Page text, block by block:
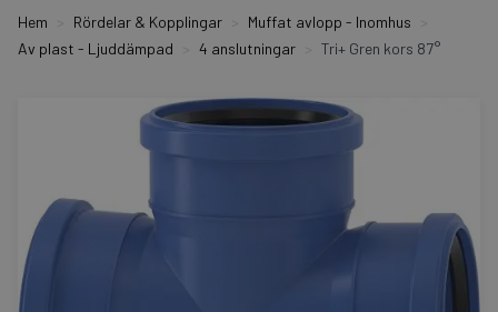
Hem Rördelar & Kopplingar
Muffat avlopp - Inomhus
Av plast - Ljuddämpad
4 anslutningar Tri+ Gren kors 87°